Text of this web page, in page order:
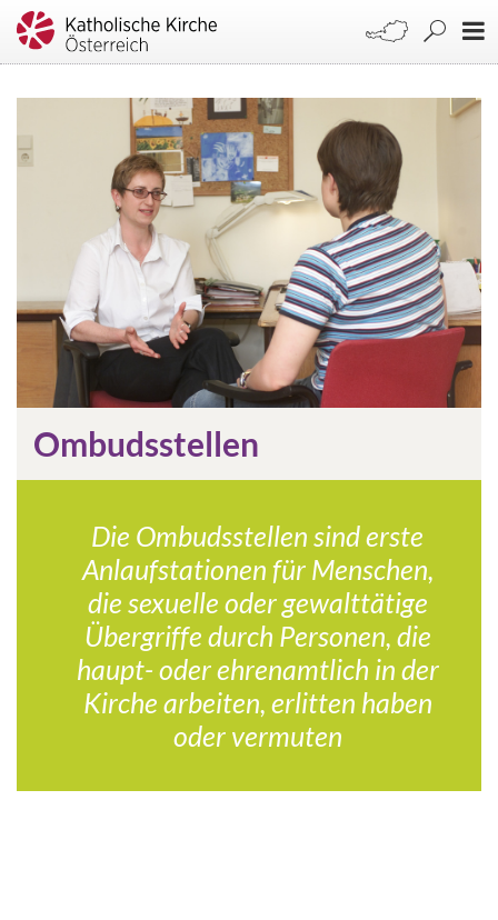
Ombudsstellen
Die Ombudsstellen sind erste
Anlaufstationen für Menschen,
die sexuelle oder gewalttätige
Übergriffe durch Personen, die
haupt- oder ehrenamtlich in der
Kirche arbeiten, erlitten haben
oder vermuten